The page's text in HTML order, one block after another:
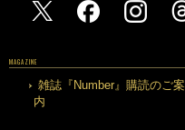
MAGAZINE
雑誌『Number』購読のご案
内